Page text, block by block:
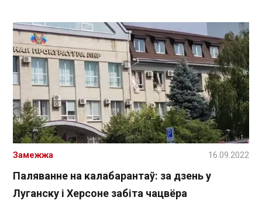
Паляванне на калабарантаў: за дзень у
Луганску і Херсоне забіта чацвёра
Замежжа 16.09.2022